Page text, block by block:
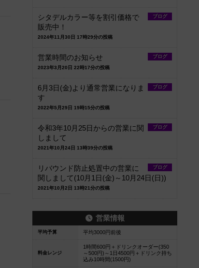
ブログ
シタデルカラー等を割引価格で
販売中！
2024年11月30日 17時29分の投稿
ブログ
営業時間のお知らせ
2023年3月20日 22時17分の投稿
ブログ
6月3日(金)より通常営業になりま
す
2022年5月29日 19時15分の投稿
ブログ
令和3年10月25日からの営業に関
しまして
2021年10月24日 13時39分の投稿
ブログ
リバウンド防止処置中の営業に
関しまして(10月1日(金)～10月24日(日))
2021年10月2日 13時21分の投稿
営業情報
平均予算 平均3000円前後
料金レンジ
1時間600円＋ドリンクオーダー(350
～500円)～1日4500円＋ドリンク持ち
込み10時間(1500円)